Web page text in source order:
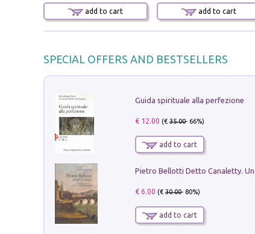
add to cart add to cart
SPECIAL OFFERS AND BESTSELLERS
Guida spirituale alla perfezione
€ 12.00 (€35.00- 66%)
add to cart
€ 6.00 (€30.00- 80%)
add to cart